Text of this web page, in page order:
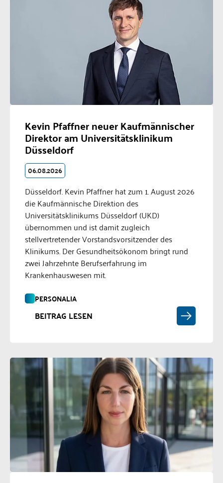
Kevin Pfaffner neuer Kaufmännischer
Direktor am Universitätsklinikum
Düsseldorf
06.08.2026
Düsseldorf. Kevin Pfaffner hat zum 1. August 2026
die Kaufmännische Direktion des
Universitätsklinikums Düsseldorf (UKD)
übernommen und ist damit zugleich
stellvertretender Vorstandsvorsitzender des
Klinikums. Der Gesundheitsökonom bringt rund
zwei Jahrzehnte Berufserfahrung im
Krankenhauswesen mit.
PERSONALIA
BEITRAG LESEN